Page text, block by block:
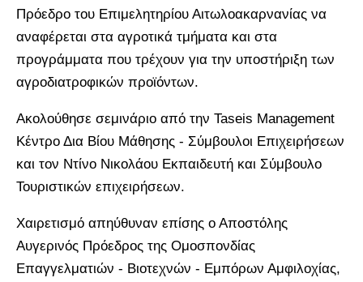
Πρόεδρο του Επιμελητηρίου Αιτωλοακαρνανίας να
αναφέρεται στα αγροτικά τμήματα και στα
προγράμματα που τρέχουν για την υποστήριξη των
αγροδιατροφικών προϊόντων.
Ακολούθησε σεμινάριο από την Taseis Management
Κέντρο Δια Βίου Μάθησης - Σύμβουλοι Επιχειρήσεων
και τον Ντίνο Νικολάου Εκπαιδευτή και Σύμβουλο
Τουριστικών επιχειρήσεων.
Χαιρετισμό απηύθυναν επίσης ο Αποστόλης
Αυγερινός Πρόεδρος της Ομοσπονδίας
Επαγγελματιών - Βιοτεχνών - Εμπόρων Αμφιλοχίας,